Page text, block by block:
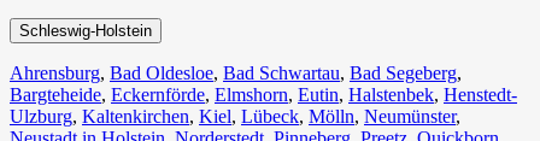
Schleswig-Holstein
Ahrensburg, Bad Oldesloe, Bad Schwartau, Bad Segeberg,
Bargteheide, Eckernförde, Elmshorn, Eutin, Halstenbek, Henstedt-
Ulzburg, Kaltenkirchen, Kiel, Lübeck, Mölln, Neumünster,